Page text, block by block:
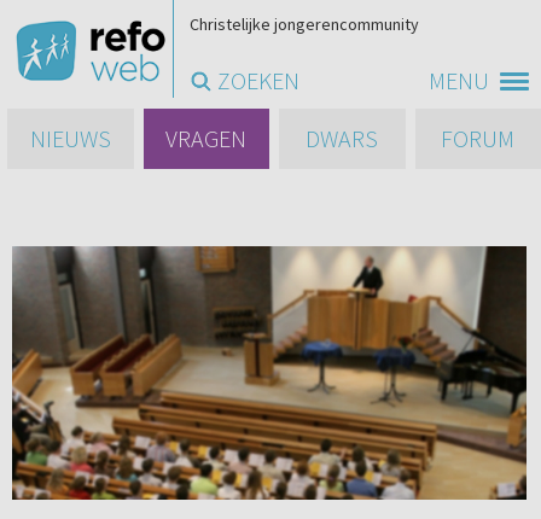
MENU
Christelijke jongerencommunity
ZOEKEN
NIEUWS
VRAGEN DWARS FORUM